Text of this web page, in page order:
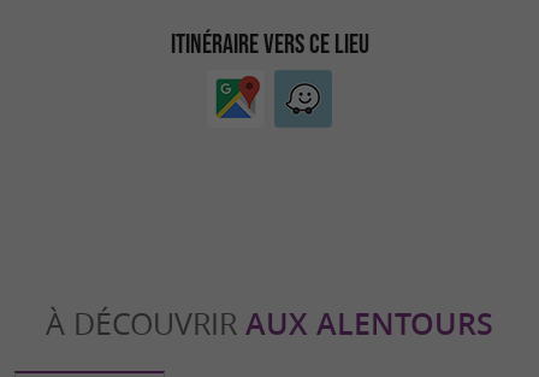
ITINÉRAIRE VERS CE LIEU
À DÉCOUVRIR AUX ALENTOURS